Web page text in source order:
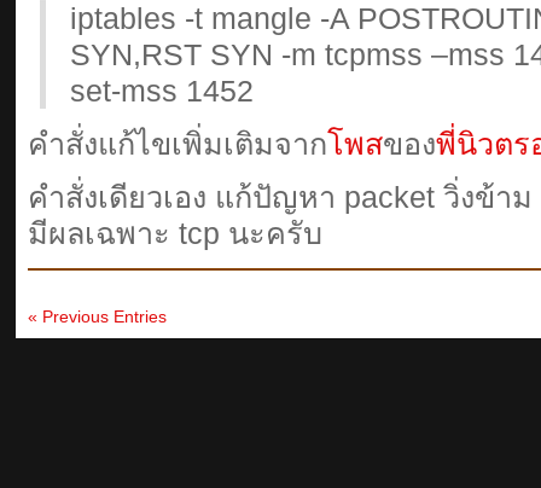
iptables -t mangle -A
SYN,RST SYN -m tcpmss –mss
set-mss 1452
คำสั่งแก้ไขเพิ่มเติมจากโพสของพี่นิวตร
คำสั่งเดียวเอง แก้ปัญหา packet วิ่งข้า
มีผลเฉพาะ tcp นะครับ
« Previous Entries